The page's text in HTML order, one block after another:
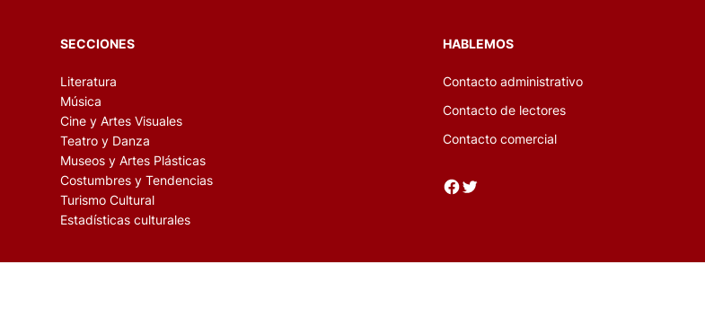
SECCIONES
Literatura
Música
Cine y Artes Visuales
Teatro y Danza
Museos y Artes Plásticas
Costumbres y Tendencias
Turismo Cultural
Estadísticas culturales
HABLEMOS
Contacto administrativo
Contacto de lectores
Contacto comercial
Facebook Twitter